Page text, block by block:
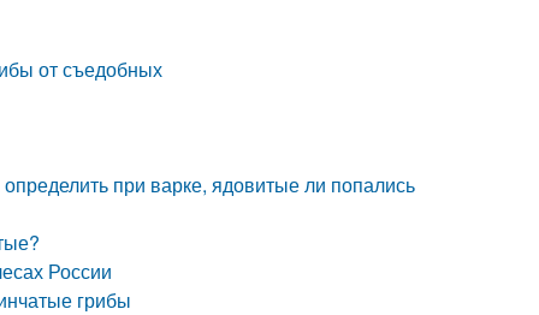
от съедобных
при варке, ядовитые ли попались
России
грибы